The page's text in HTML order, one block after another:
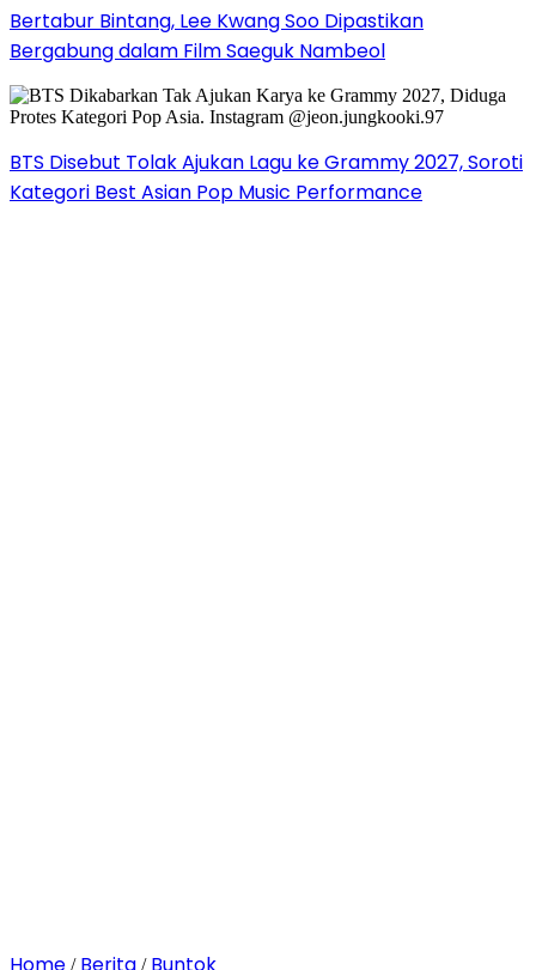
Bertabur Bintang, Lee Kwang Soo Dipastikan
Bergabung dalam Film Saeguk Nambeol
BTS Disebut Tolak Ajukan Lagu ke Grammy 2027, Soroti
Kategori Best Asian Pop Music Performance
Home / Berita / Buntok